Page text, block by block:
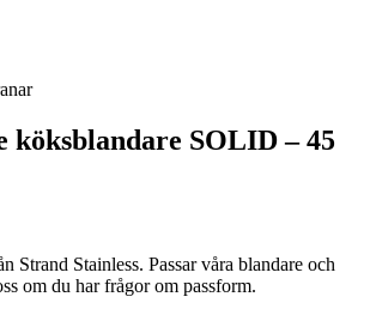
köksblandare SOLID – 45
Strand Stainless. Passar våra blandare och
om du har frågor om passform.